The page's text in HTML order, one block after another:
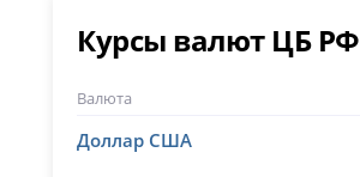
Курсы валют ЦБ РФ
Валюта
Доллар США